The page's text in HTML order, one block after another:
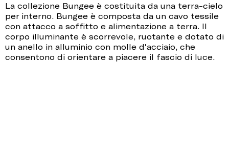
La collezione Bungee è costituita da una terra-cielo
per interno. Bungee è composta da un cavo tessile
con attacco a soffitto e alimentazione a terra. Il
corpo illuminante è scorrevole, ruotante e dotato di
un anello in alluminio con molle d'acciaio, che
consentono di orientare a piacere il fascio di luce.